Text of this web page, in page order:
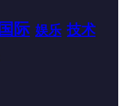
国际 娱乐 技术